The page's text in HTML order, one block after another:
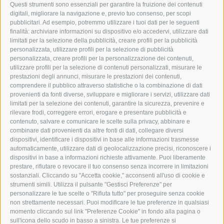
Questi strumenti sono essenziali per garantire la fruizione dei contenuti
digitali, migliorare la navigazione e, previo tuo consenso, per scopi
pubblicitari. Ad esempio, potremmo utilizzare i tuoi dati per le seguenti
finalità: archiviare informazioni su dispositivo e/o accedervi, utilizzare dati
limitati per la selezione della pubblicità, creare profili per la pubblicità
personalizzata, utilizzare profili per la selezione di pubblicità
personalizzata, creare profili per la personalizzazione dei contenuti,
utilizzare profili per la selezione di contenuti personalizzati, misurare le
prestazioni degli annunci, misurare le prestazioni dei contenuti,
comprendere il pubblico attraverso statistiche o la combinazione di dati
provenienti da fonti diverse, sviluppare e migliorare i servizi, utilizzare dati
limitati per la selezione dei contenuti, garantire la sicurezza, prevenire e
rilevare frodi, correggere errori, erogare e presentare pubblicità e
contenuto, salvare e comunicare le scelte sulla privacy, abbinare e
combinare dati provenienti da altre fonti di dati, collegare diversi
dispositivi, identificare i dispositivi in base alle informazioni trasmesse
automaticamente, utilizzare dati di geolocalizzazione precisi, riconoscere i
dispositivi in base a informazioni richieste attivamente. Puoi liberamente
prestare, rifiutare o revocare il tuo consenso senza incorrere in limitazioni
sostanziali. Cliccando su "Accetta cookie," acconsenti all'uso di cookie e
strumenti simili. Utilizza il pulsante "Gestisci Preferenze" per
personalizzare le tue scelte o "Rifiuta tutto" per proseguire senza cookie
non strettamente necessari. Puoi modificare le tue preferenze in qualsiasi
momento cliccando sul link "Preferenze Cookie" in fondo alla pagina o
sull'icona dello scudo in basso a sinistra. Le tue preferenze si
TEL.: +39 0472 766876
GRAFIK@DERERKER.IT
INFO@DERERKER.IT
BARBARA.FONTANA@DERERKER.IT
ERKER
PUBBLICITÀ NELL’ERKER
PUBBLICITÀ ONLINE
ADDEBITO DIRETTO SEPA
REGOLAMENTO COMMENTI
ONLINE VOTING
SERVICE
EVENTI
ANNUNCI
LINK UTILI
METEO
WEBCAM